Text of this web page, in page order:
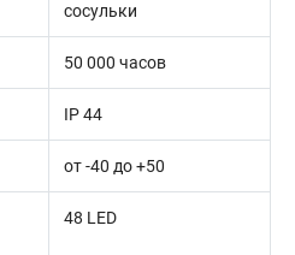
сосульки
50 000 часов
IP 44
от -40 до +50
48 LED